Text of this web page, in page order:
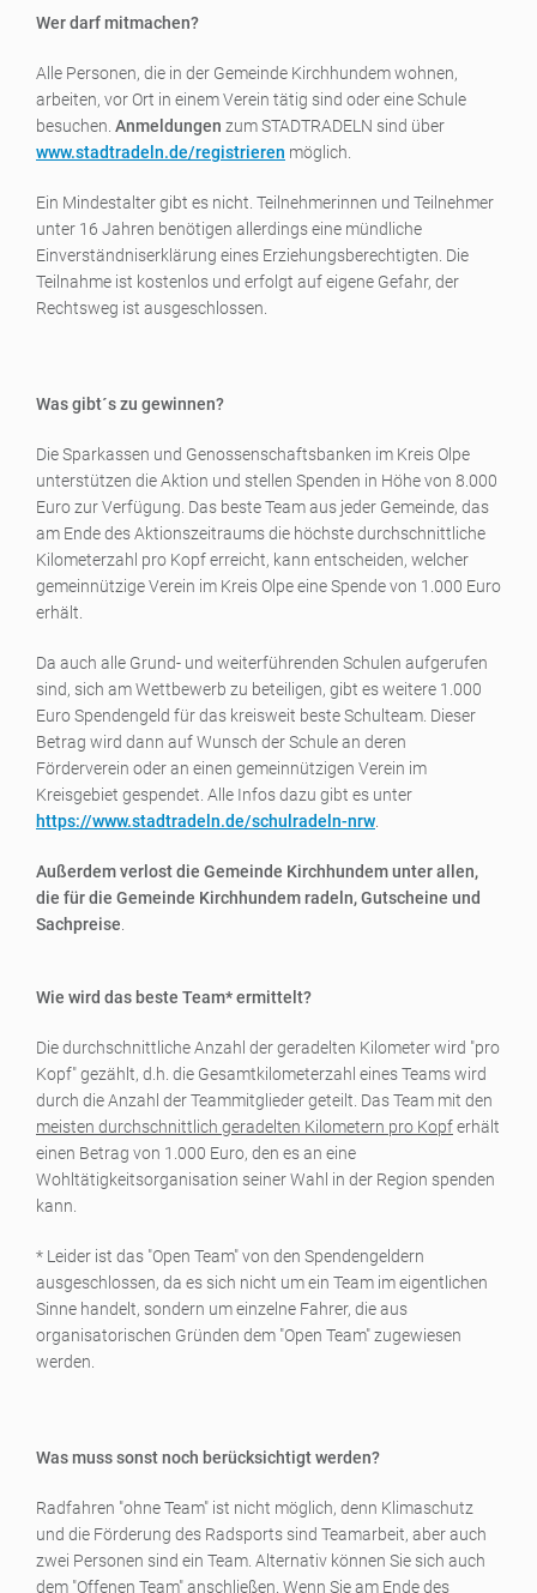
Wer darf mitmachen?
Alle Personen, die in der Gemeinde Kirchhundem wohnen,
arbeiten, vor Ort in einem Verein tätig sind oder eine Schule
besuchen. Anmeldungen zum STADTRADELN sind über
www.stadtradeln.de/registrieren möglich.
Ein Mindestalter gibt es nicht. Teilnehmerinnen und Teilnehmer
unter 16 Jahren benötigen allerdings eine mündliche
Einverständniserklärung eines Erziehungsberechtigten. Die
Teilnahme ist kostenlos und erfolgt auf eigene Gefahr, der
Rechtsweg ist ausgeschlossen.
Was gibt´s zu gewinnen?
Die Sparkassen und Genossenschaftsbanken im Kreis Olpe
unterstützen die Aktion und stellen Spenden in Höhe von 8.000
Euro zur Verfügung. Das beste Team aus jeder Gemeinde, das
am Ende des Aktionszeitraums die höchste durchschnittliche
Kilometerzahl pro Kopf erreicht, kann entscheiden, welcher
gemeinnützige Verein im Kreis Olpe eine Spende von 1.000 Euro
erhält.
Da auch alle Grund- und weiterführenden Schulen aufgerufen
sind, sich am Wettbewerb zu beteiligen, gibt es weitere 1.000
Euro Spendengeld für das kreisweit beste Schulteam. Dieser
Betrag wird dann auf Wunsch der Schule an deren
Förderverein oder an einen gemeinnützigen Verein im
Kreisgebiet gespendet. Alle Infos dazu gibt es unter
https://www.stadtradeln.de/schulradeln-nrw
Außerdem verlost die Gemeinde Kirchhundem unter allen,
die für die Gemeinde Kirchhundem radeln, Gutscheine und
Sachpreise
Wie wird das beste Team* ermittelt?
Die durchschnittliche Anzahl der geradelten Kilometer wird "pro
Kopf" gezählt, d.h. die Gesamtkilometerzahl eines Teams wird
durch die Anzahl der Teammitglieder geteilt. Das Team mit den
meisten durchschnittlich geradelten Kilometern pro Kopferhält
einen Betrag von 1.000 Euro, den es an eine
Wohltätigkeitsorganisation seiner Wahl in der Region spenden
kann.
* Leider ist das "Open Team" von den Spendengeldern
ausgeschlossen, da es sich nicht um ein Team im eigentlichen
Sinne handelt, sondern um einzelne Fahrer, die aus
organisatorischen Gründen dem "Open Team" zugewiesen
werden.
Was muss sonst noch berücksichtigt werden?
Radfahren "ohne Team" ist nicht möglich, denn Klimaschutz
und die Förderung des Radsports sind Teamarbeit, aber auch
zwei Personen sind ein Team. Alternativ können Sie sich auch
dem "Offenen Team" anschließen. Wenn Sie am Ende des